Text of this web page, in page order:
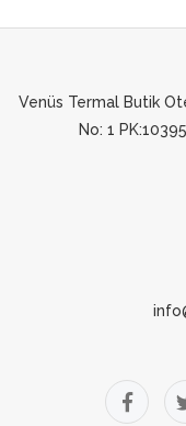
Venüs Termal Butik
No: 1